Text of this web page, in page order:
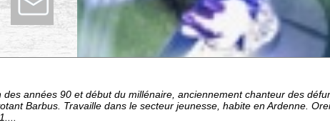
années 90 et début du millénaire, anciennement chanteur des
Barbus. Travaille dans le secteur jeunesse, habite en Ardenne.